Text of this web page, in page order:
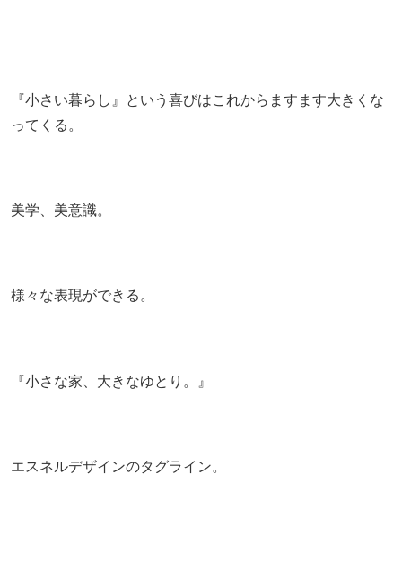
『小さい暮らし』という喜びはこれからますます大きくな
ってくる。
美学、美意識。
様々な表現ができる。
『小さな家、大きなゆとり。』
エスネルデザインのタグライン。